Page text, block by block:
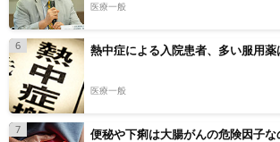
医療一般
6 熱中症による入院患者、多い服用薬
医療一般
7 便秘や下痢は大腸がんの危険因子な